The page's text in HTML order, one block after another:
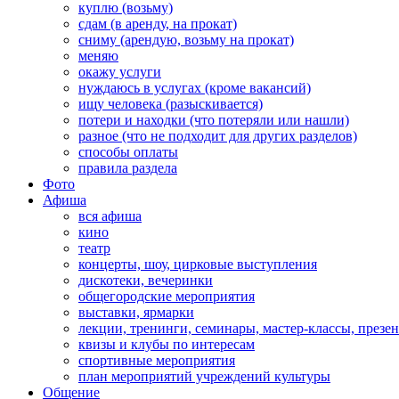
куплю (возьму)
сдам (в аренду, на прокат)
сниму (арендую, возьму на прокат)
меняю
окажу услуги
нуждаюсь в услугах (кроме вакансий)
ищу человека (разыскивается)
потери и находки (что потеряли или нашли)
разное (что не подходит для других разделов)
способы оплаты
правила раздела
Фото
Афиша
вся афиша
кино
театр
концерты, шоу, цирковые выступления
дискотеки, вечеринки
общегородские мероприятия
выставки, ярмарки
лекции, тренинги, семинары, мастер-классы,
квизы и клубы по интересам
спортивные мероприятия
план мероприятий учреждений культуры
Общение